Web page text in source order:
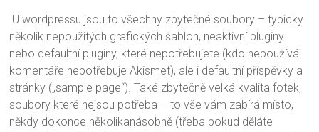
U wordpressu jsou to všechny zbytečné soubory – typicky
několik nepoužitých grafických šablon, neaktivní pluginy
nebo defaultní pluginy, které nepotřebujete (kdo nepoužívá
komentáře nepotřebuje Akismet), ale i defaultní příspěvky a
stránky („sample page“). Také zbytečně velká kvalita fotek,
soubory které nejsou potřeba – to vše vám zabírá místo,
někdy dokonce několikanásobně (třeba pokud děláte